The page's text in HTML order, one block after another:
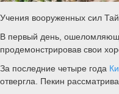
Учения вооруженных сил
В первый день,
продемонстрировав свои
За последние четыре года
отвергла. Пекин